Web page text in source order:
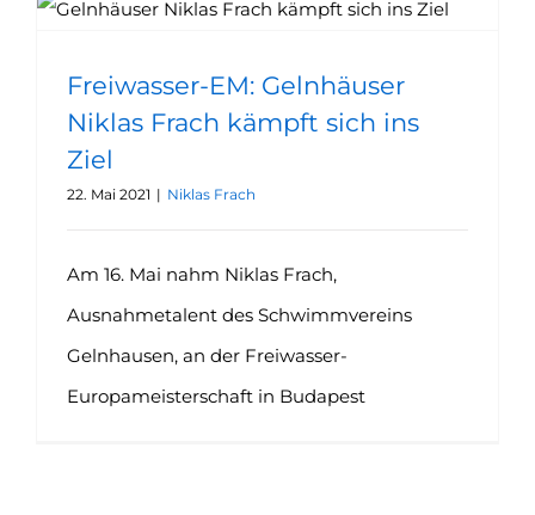
Freiwasser-EM: Gelnhäuser
Niklas Frach kämpft sich ins
Ziel
22. Mai 2021 | Niklas Frach
Am 16. Mai nahm Niklas Frach,
Ausnahmetalent des Schwimmvereins
Gelnhausen, an der Freiwasser-
Europameisterschaft in Budapest